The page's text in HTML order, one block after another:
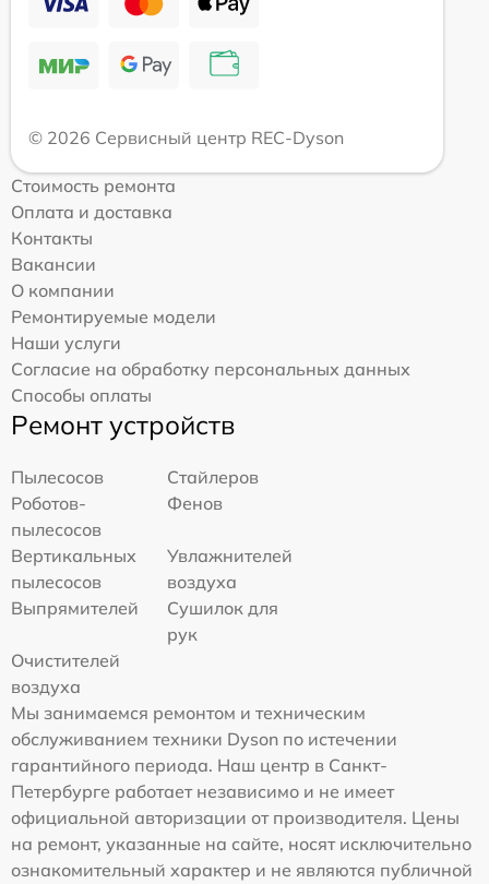
© 2026 Сервисный центр REC-Dyson
Стоимость ремонта
Оплата и доставка
Контакты
Вакансии
О компании
Ремонтируемые модели
Наши услуги
Согласие на обработку персональных данных
Способы оплаты
Ремонт устройств
Пылесосов
Стайлеров
Роботов-
пылесосов
Фенов
Вертикальных
пылесосов
Увлажнителей
воздуха
Выпрямителей
Сушилок для
рук
Очистителей
воздуха
Мы занимаемся ремонтом и техническим
обслуживанием техники Dyson по истечении
гарантийного периода. Наш центр в Санкт-
Петербурге работает независимо и не имеет
официальной авторизации от производителя. Цены
на ремонт, указанные на сайте, носят исключительно
ознакомительный характер и не являются публичной